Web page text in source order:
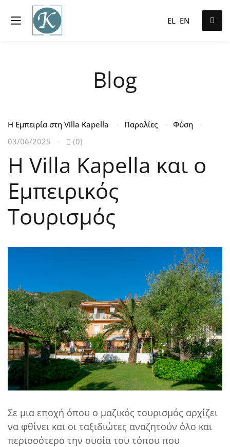
EL EN
Blog
Η Εμπειρία στη Villa Kapella Παραλίες
Φύση
03/06/2025
(0)
Η Villa Kapella και ο
Εμπειρικός
Τουρισμός
Σε μια εποχή όπου ο μαζικός τουρισμός αρχίζει
να φθίνει και οι ταξιδιώτες αναζητούν όλο και
περισσότερο την ουσία του τόπου που